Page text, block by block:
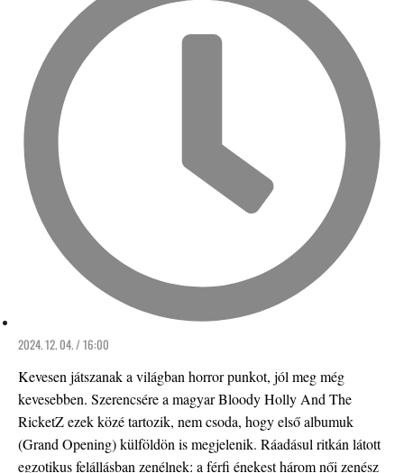
2024. 12. 04. / 16:00
Kevesen játszanak a világban horror punkot, jól meg még
kevesebben. Szerencsére a magyar Bloody Holly And The
RicketZ ezek közé tartozik, nem csoda, hogy első albumuk
(Grand Opening) külföldön is megjelenik. Ráadásul ritkán látott
egzotikus felállásban zenélnek: a férfi énekest három női zenész